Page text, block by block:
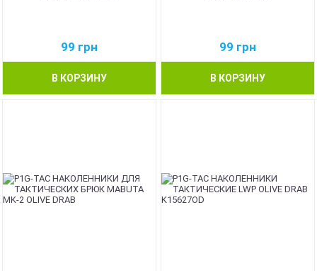
99 грн
В КОРЗИНУ
99 грн
В КОРЗИНУ